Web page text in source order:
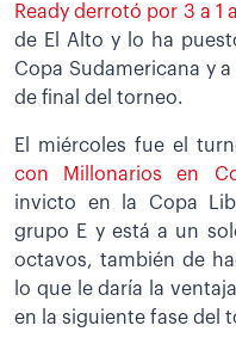
Ready derrotó por 3 a 1
de El Alto y lo ha
Copa Sudamericana y
de final del torneo.
El miércoles fue el
con Millonarios en
invicto en la Copa
grupo E y está a un
octavos, también de
lo que le daría la
en la siguiente fase del